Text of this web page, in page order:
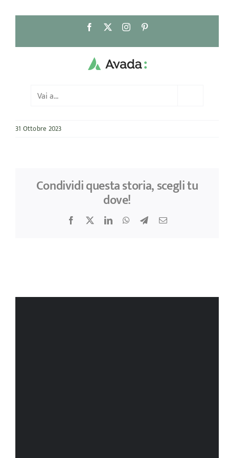
contenuto
Facebook Instagram
Vai a...
31 Ottobre 2023
Condividi questa storia, scegli tu
dove!
Facebook
X LinkedInWhatsApp
TelegramEmail